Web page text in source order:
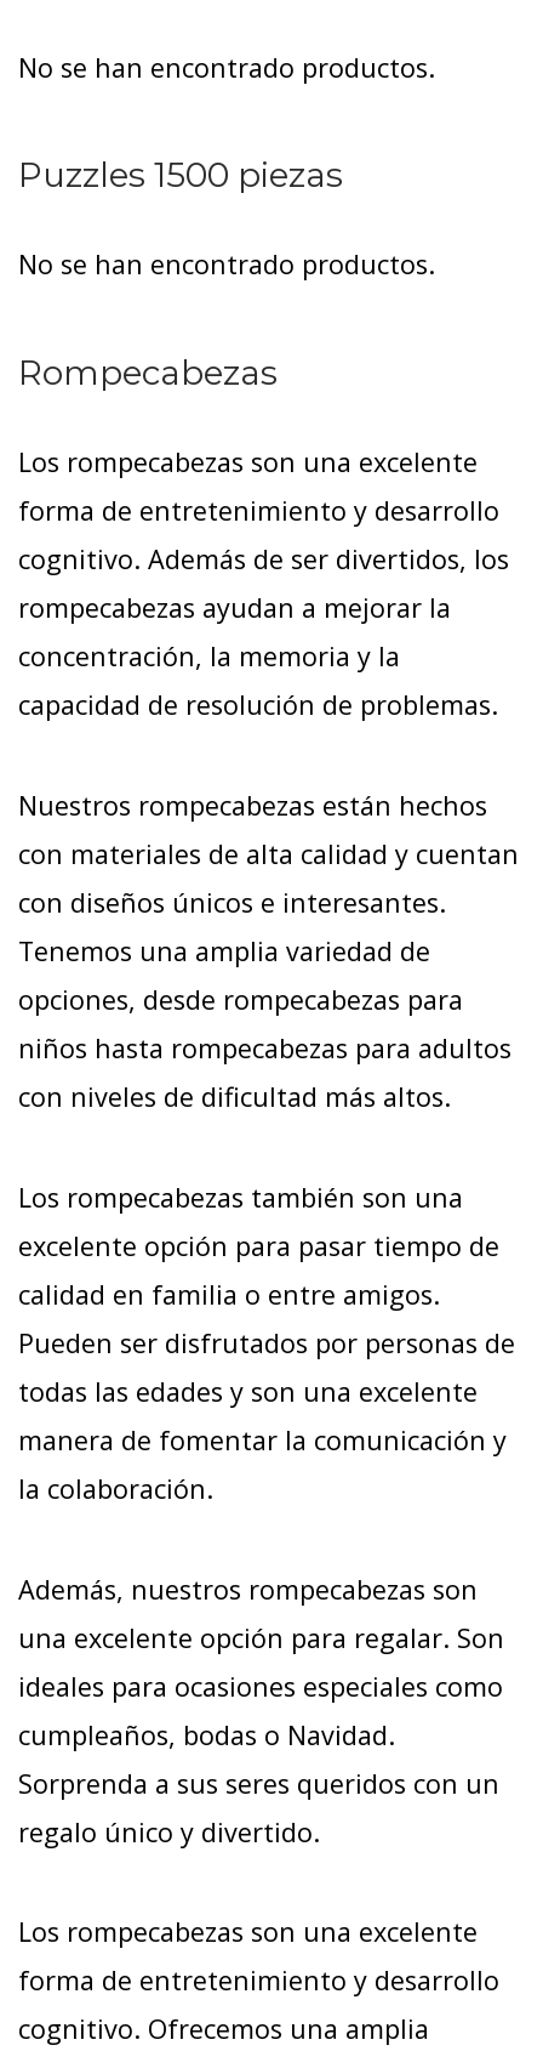
No se han encontrado productos.
Puzzles 1500 piezas
No se han encontrado productos.
Rompecabezas
Los rompecabezas son una excelente
forma de entretenimiento y desarrollo
cognitivo. Además de ser divertidos, los
rompecabezas ayudan a mejorar la
concentración, la memoria y la
capacidad de resolución de problemas.
Nuestros rompecabezas están hechos
con materiales de alta calidad y cuentan
con diseños únicos e interesantes.
Tenemos una amplia variedad de
opciones, desde rompecabezas para
niños hasta rompecabezas para adultos
con niveles de dificultad más altos.
Los rompecabezas también son una
excelente opción para pasar tiempo de
calidad en familia o entre amigos.
Pueden ser disfrutados por personas de
todas las edades y son una excelente
manera de fomentar la comunicación y
la colaboración.
Además, nuestros rompecabezas son
una excelente opción para regalar. Son
ideales para ocasiones especiales como
cumpleaños, bodas o Navidad.
Sorprenda a sus seres queridos con un
regalo único y divertido.
Los rompecabezas son una excelente
forma de entretenimiento y desarrollo
cognitivo. Ofrecemos una amplia